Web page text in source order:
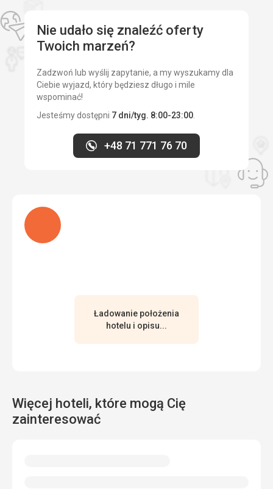
Nie udało się znaleźć oferty
Twoich marzeń?
Zadzwoń lub wyślij zapytanie, a my wyszukamy dla
Ciebie wyjazd, który będziesz długo i mile
wspominać!
Jesteśmy dostępni 7 dni/tyg. 8:00-23:00.
+48 71 771 76 70
Ładuję
Ładowanie położenia
hotelu i opisu...
Więcej hoteli, które mogą Cię
zainteresować